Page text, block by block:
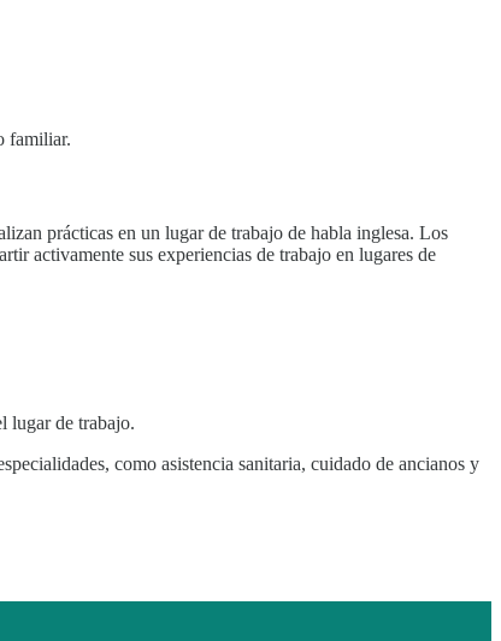
familiar.
prácticas en un lugar de trabajo de habla inglesa. Los
activamente sus experiencias de trabajo en lugares de
lugar de trabajo.
como asistencia sanitaria, cuidado de ancianos y